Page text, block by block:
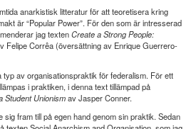
anarkistisk litteratur för att teoretisera kring
är “Popular Power”. För den som är intresserad
jag textenCreate a Strong People:
Felipe Corrêa (översättning av Enrique Guerrero-
typ av organisationspraktik för federalism. För ett
i praktiken, i denna text tillämpad på
Student Unionismav Jasper Conner.
sig fram till på egen hand genom sin praktik. Sedan